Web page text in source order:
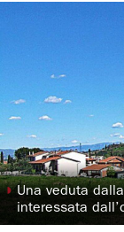
◗ Una veduta
interessata